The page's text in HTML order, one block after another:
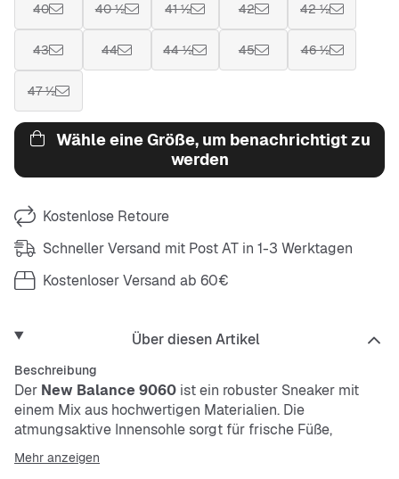
40 40 ½ 41 ½ 42 42 ½
43 44 44 ½ 45 46 ½
47 ½
Wähle eine Größe, um benachrichtigt zu
werden
Kostenlose Retoure
Schneller Versand mit Post AT in 1-3 Werktagen
Kostenloser Versand ab 60€
Über diesen Artikel
Beschreibung
Der New Balance 9060 ist ein robuster Sneaker mit
einem Mix aus hochwertigen Materialien. Die
atmungsaktive Innensohle sorgt für frische Füße,
während die abriebfeste Außensohle für lange
Haltbarkeit und Komfort beim Tragen sorgt.
Mehr anzeigen